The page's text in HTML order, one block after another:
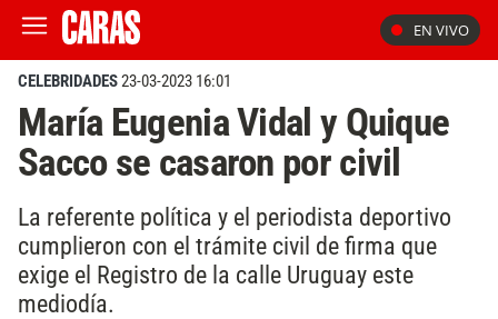
EN VIVO
CELEBRIDADES23-03-2023 16:01
María Eugenia Vidal y Quique
Sacco se casaron por civil
La referente política y el periodista deportivo
cumplieron con el trámite civil de firma que
exige el Registro de la calle Uruguay este
mediodía.